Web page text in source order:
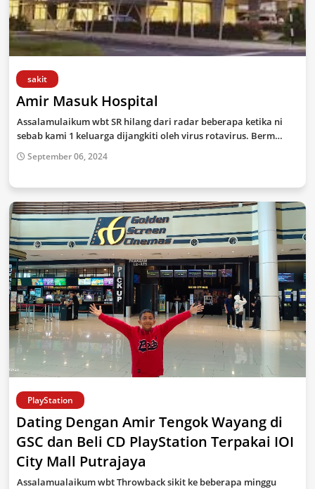
sakit
Amir Masuk Hospital
Assalamulaikum wbt SR hilang dari radar beberapa ketika ni
sebab kami 1 keluarga dijangkiti oleh virus rotavirus. Berm…
September 06, 2024
PlayStation
Dating Dengan Amir Tengok Wayang di
GSC dan Beli CD PlayStation Terpakai IOI
City Mall Putrajaya
Assalamualaikum wbt Throwback sikit ke beberapa minggu